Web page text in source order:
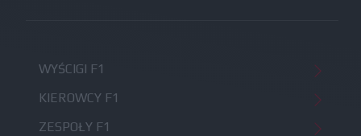
WYŚCIGI F1
KIEROWCY F1
ZESPOŁY F1